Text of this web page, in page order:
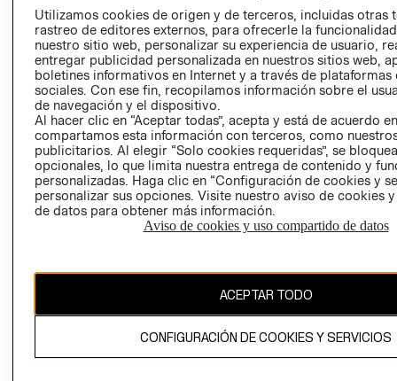
COOKIES
LIBRO DE
Ecuador ($)
CAMBIAR REGIÓN
El contenido de esta página web está protegido por copyright y es
propiedad de H&M Hennes & Mauritz AB.
Utilizamos cookies de origen y de terceros, incluidas otras
rastreo de editores externos, para ofrecerle la
nuestro sitio web, personalizar su experiencia de usuario,
entregar publicidad personalizada en nuestros sitios web,
boletines informativos en Internet y a través de plataformas
sociales. Con ese fin, recopilamos información sobre el
de navegación y el dispositivo.
Al hacer clic en “Aceptar todas”, acepta y está de acuerdo
compartamos esta información con terceros, como
publicitarios. Al elegir “Solo cookies requeridas”, se
opcionales, lo que limita nuestra entrega de contenido y
personalizadas. Haga clic en “Configuración de cookies y
personalizar sus opciones. Visite nuestro aviso de cookies
de datos para obtener más información.
Aviso de cookies y uso compartido de datos
ACEPTAR TODO
CONFIGURACIÓN DE COOKIES Y SERVICIOS